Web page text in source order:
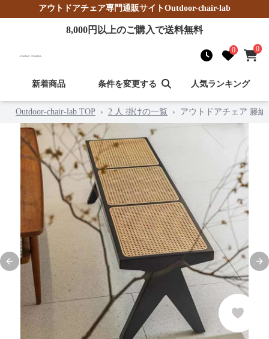
アウトドアチェア専門通販サイトOutdoor-chair-lab
8,000円以上のご購入で送料無料
0 0
新着商品 条件を変更する 人気ランキング
Outdoor-chair-lab TOP › 2 人 掛けの一覧 › アウトドアチェア 籐
Previous slide